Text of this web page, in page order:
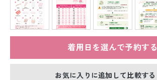
紋付袴レンタル
男性礼装レンタル
着用日を選んで予約する
お気に入りに追加して比較する